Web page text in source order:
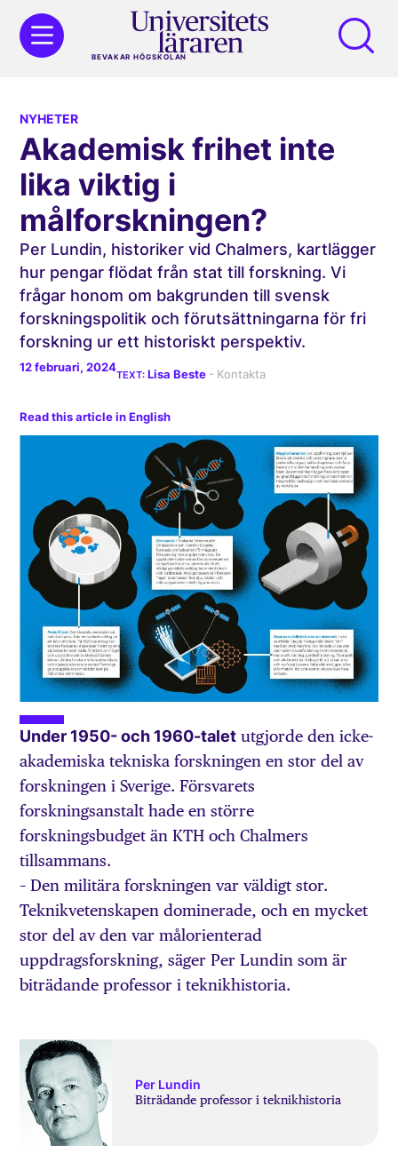
BEVAKAR HÖGSKOLAN
NYHETER
Akademisk frihet inte
lika viktig i
målforskningen?
Per Lundin, historiker vid Chalmers, kartlägger
hur pengar flödat från stat till forskning. Vi
frågar honom om bakgrunden till svensk
forsknings­politik och förutsättningarna för fri
forskning ur ett historiskt perspektiv.
12 februari, 2024
Lisa Beste
Read this article in English
Under 1950- och 1960-talet utgjorde den icke-
akademiska tekniska forskningen en stor del av
forskningen i Sverige. Försvarets
forskningsanstalt hade en större
forskningsbudget än KTH och Chalmers
tillsammans.
– Den militära forskningen var väldigt stor.
Teknik­vetenskapen dominerade, och en mycket
stor del av den var målorienterad
uppdragsforskning, säger Per Lundin som är
biträdande professor i teknik­historia.
Per Lundin
Biträdande professor i teknik­historia